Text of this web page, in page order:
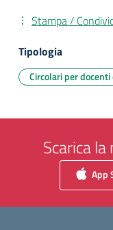
Stampa /
Tipologia
Circolari per docenti
Scarica
App